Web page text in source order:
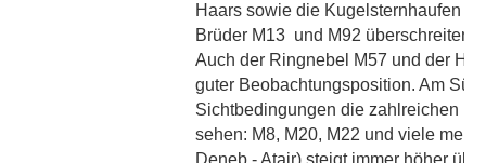
Haars sowie die Kugelsternhaufen
Brüder M13 und M92 überschreiten
Auch der Ringnebel M57 und der
guter Beobachtungsposition. Am
Sichtbedingungen die zahlreichen
sehen: M8, M20, M22 und viele
Deneb - Atair) steigt immer höher